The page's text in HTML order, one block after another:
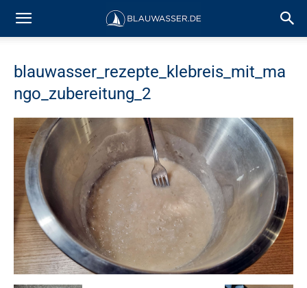
blauwasser_rezepte_klebreis_mit_ma
ngo_zubereitung_2